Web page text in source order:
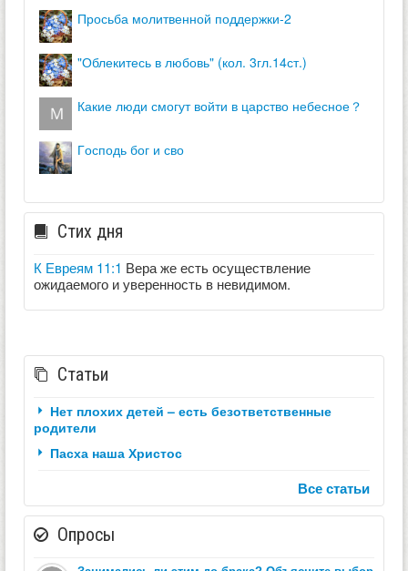
просьба молитвенной поддержки-2
"облекитесь в любовь" (кол. 3гл.14ст.)
какие люди смогут войти в царство небесное？
господь бог и сво
Стих дня
К Евреям 11:1 Вера же есть осуществление
ожидаемого и уверенность в невидимом.
Статьи
Нет плохих детей – есть безответственные
родители
Пасха наша Христос
Все статьи
Опросы